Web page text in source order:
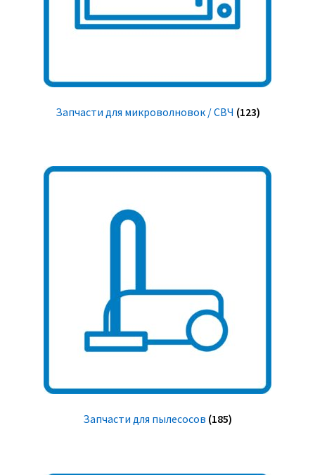
Запчасти для микроволновок / СВЧ (123)
Запчасти для пылесосов (185)